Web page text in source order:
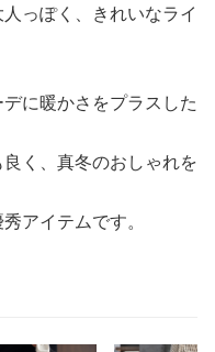
っぽく、きれいなライ
に暖かさをプラスした
く、真冬のおしゃれを
アイテムです。